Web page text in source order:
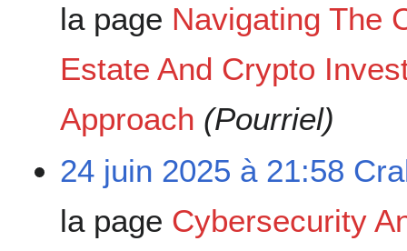
la page Navigating The
Estate And Crypto
Approach (Pourriel)
24 juin 2025 à 21:58
la page Cybersecurity